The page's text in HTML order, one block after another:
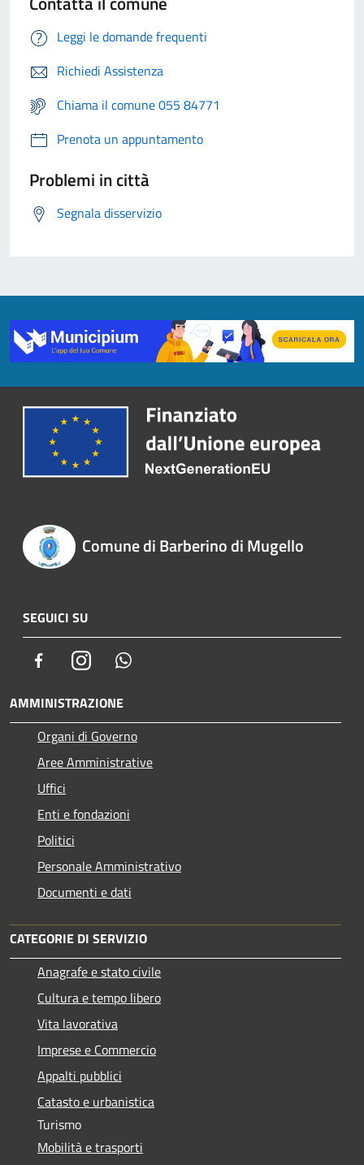
Leggi le domande frequenti
Richiedi Assistenza
Chiama il comune 055 84771
Prenota un appuntamento
Problemi in città
Segnala disservizio
Comune di Barberino di Mugello
SEGUICI SU
FacebookInstagram
AMMINISTRAZIONE
Organi di Governo
Aree Amministrative
Uffici
Enti e fondazioni
Politici
Personale Amministrativo
Documenti e dati
CATEGORIE DI SERVIZIO
Anagrafe e stato civile
Cultura e tempo libero
Vita lavorativa
Imprese e Commercio
Appalti pubblici
Catasto e urbanistica
Turismo
Mobilità e trasporti